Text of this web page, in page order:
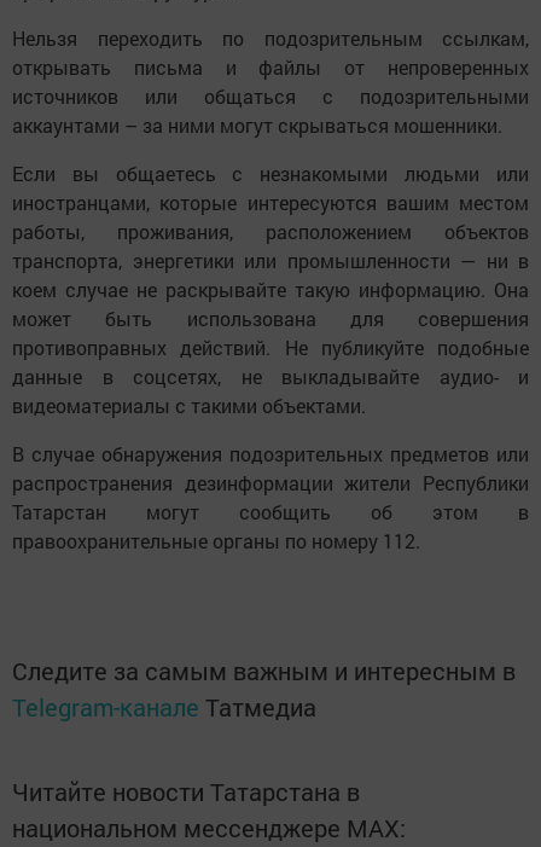
Нельзя переходить по подозрительным ссылкам,
открывать письма и файлы от непроверенных
источников или общаться с подозрительными
аккаунтами – за ними могут скрываться мошенники.
Если вы общаетесь с незнакомыми людьми или
иностранцами, которые интересуются вашим местом
работы, проживания, расположением объектов
транспорта, энергетики или промышленности — ни в
коем случае не раскрывайте такую информацию. Она
может быть использована для совершения
противоправных действий. Не публикуйте подобные
данные в соцсетях, не выкладывайте аудио- и
видеоматериалы с такими объектами.
В случае обнаружения подозрительных предметов или
распространения дезинформации жители Республики
Татарстан могут сообщить об этом в
правоохранительные органы по номеру 112.
Следите за самым важным и интересным в
Telegram-канале Татмедиа
Читайте новости Татарстана в
национальном мессенджере MАХ: